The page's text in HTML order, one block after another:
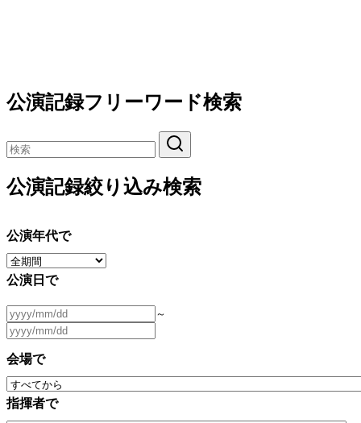
公演記録フリーワード検索
公演記録絞り込み検索
公演年代で
公演日で
～
会場で
指揮者で